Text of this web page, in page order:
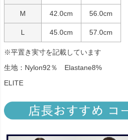
M 42.0cm 56.0cm
L 45.0cm 57.0cm
※平置き実寸を記載しています
生地：Nylon92％ Elastane8%
ELITE